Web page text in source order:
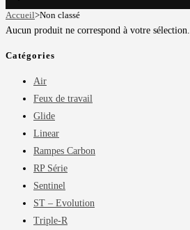
Accueil>Non classé
Aucun produit ne correspond à votre sélection.
Catégories
Air
Feux de travail
Glide
Linear
Rampes Carbon
RP Série
Sentinel
ST – Evolution
Triple-R